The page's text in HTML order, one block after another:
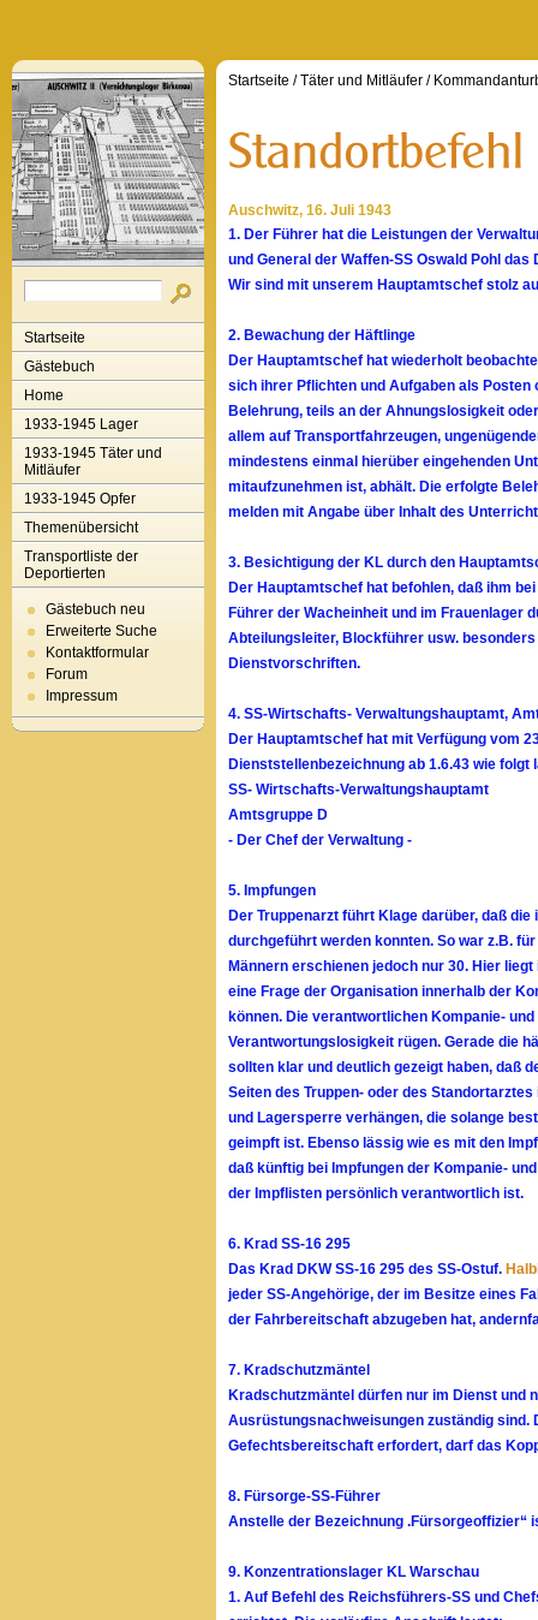
Startseite
Gästebuch
Home
1933-1945 Lager
1933-1945 Täter und
Mitläufer
1933-1945 Opfer
Themenübersicht
Transportliste der
Deportierten
Gästebuch neu
Erweiterte Suche
Kontaktformular
Forum
Impressum
Startseite /Täter und Mitläufer /
Auschwitz, 16. Juli 1943
1. Der Führer hat die Leistungen der
und General der Waffen-SS Oswald Pohl
Wir sind mit unserem Hauptamtschef stolz
2. Bewachung der Häftlinge
Der Hauptamtschef hat wiederholt
sich ihrer Pflichten und Aufgaben als
Belehrung, teils an der Ahnungslosigkeit
allem auf Transportfahrzeugen,
mindestens einmal hierüber eingehenden
mitaufzunehmen ist, abhält. Die erfolgte
melden mit Angabe über Inhalt des
3. Besichtigung der KL durch den
Der Hauptamtschef hat befohlen, daß ihm
Führer der Wacheinheit und im Frauenlager
Abteilungsleiter, Blockführer usw.
Dienstvorschriften.
4. SS-Wirtschafts- Verwaltungshauptamt,
Der Hauptamtschef hat mit Verfügung vom
Dienststellenbezeichnung ab 1.6.43 wie folgt
SS- Wirtschafts-Verwaltungshauptamt
Amtsgruppe D
- Der Chef der Verwaltung -
5. Impfungen
Der Truppenarzt führt Klage darüber, daß
durchgeführt werden konnten. So war z.B.
Männern erschienen jedoch nur 30. Hier
eine Frage der Organisation innerhalb der
können. Die verantwortlichen Kompanie-
Verantwortungslosigkeit rügen. Gerade die
sollten klar und deutlich gezeigt haben, daß
Seiten des Truppen- oder des
und Lagersperre verhängen, die solange
geimpft ist. Ebenso lässig wie es mit den
daß künftig bei Impfungen der Kompanie-
der Impflisten persönlich verantwortlich ist.
6. Krad SS-16 295
Das Krad DKW SS-16 295 des SS-Ostuf.
jeder SS-Angehörige, der im Besitze eines
der Fahrbereitschaft abzugeben hat,
7. Kradschutzmäntel
Kradschutzmäntel dürfen nur im Dienst und
Ausrüstungsnachweisungen zuständig sind.
Gefechtsbereitschaft erfordert, darf das
8. Fürsorge-SS-Führer
Anstelle der Bezeichnung .Fürsorgeoffizier“
9. Konzentrationslager KL Warschau
1. Auf Befehl des Reichsführers-SS und